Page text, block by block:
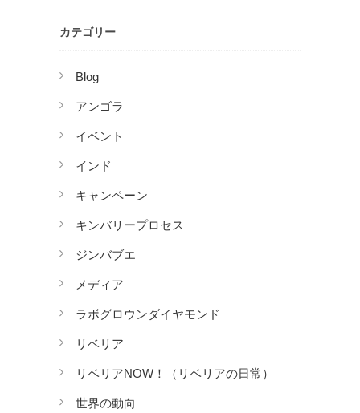
カテゴリー
Blog
アンゴラ
イベント
インド
キャンペーン
キンバリープロセス
ジンバブエ
メディア
ラボグロウンダイヤモンド
リベリア
リベリアNOW！（リベリアの日常）
世界の動向